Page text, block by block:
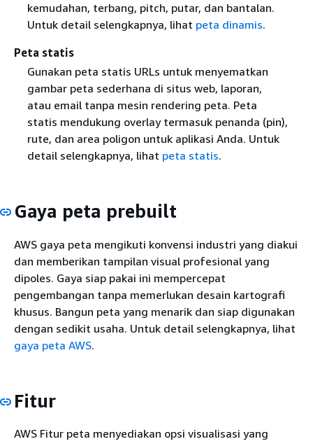
kemudahan, terbang, pitch, putar, dan bantalan.
Untuk detail selengkapnya, lihat peta dinamis.
Peta statis
Gunakan peta statis URLs untuk menyematkan
gambar peta sederhana di situs web, laporan,
atau email tanpa mesin rendering peta. Peta
statis mendukung overlay termasuk penanda (pin),
rute, dan area poligon untuk aplikasi Anda. Untuk
detail selengkapnya, lihat peta statis.
Gaya peta prebuilt
AWS gaya peta mengikuti konvensi industri yang diakui
dan memberikan tampilan visual profesional yang
dipoles. Gaya siap pakai ini mempercepat
pengembangan tanpa memerlukan desain kartografi
khusus. Bangun peta yang menarik dan siap digunakan
dengan sedikit usaha. Untuk detail selengkapnya, lihat
gaya peta AWS.
Fitur
AWS Fitur peta menyediakan opsi visualisasi yang